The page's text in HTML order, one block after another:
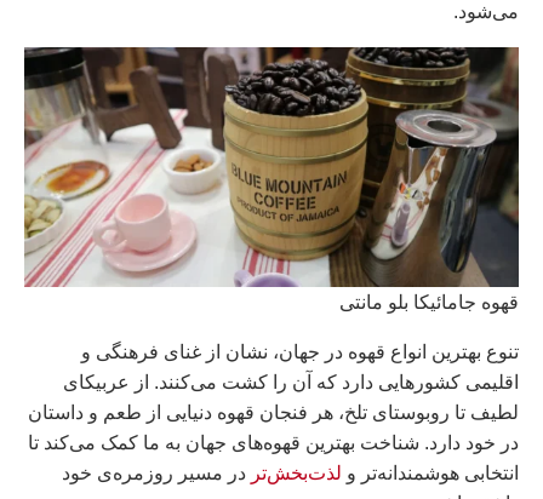
می‌شود.
قهوه جامائیکا بلو مانتی
تنوع بهترین انواع قهوه در جهان، نشان از غنای فرهنگی و
اقلیمی کشورهایی دارد که آن را کشت می‌کنند. از عربیکای
لطیف تا روبوستای تلخ، هر فنجان قهوه دنیایی از طعم و داستان
در خود دارد. شناخت بهترین قهوه‌های جهان به ما کمک می‌کند تا
انتخابی هوشمندانه‌تر و لذت‌بخش‌تر در مسیر روزمره‌ی خود